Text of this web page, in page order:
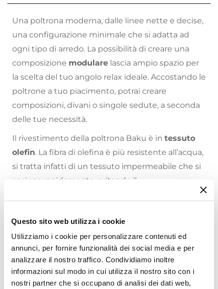
Questo sito web utilizza i cookie
Utilizziamo i cookie per personalizzare contenuti ed
annunci, per fornire funzionalità dei social media e per
analizzare il nostro traffico. Condividiamo inoltre
informazioni sul modo in cui utilizza il nostro sito con i
nostri partner che si occupano di analisi dei dati web,
Una poltrona moderna, dalle linee nette e decise,
una configurazione minimale che si adatta ad
ogni tipo di arredo. La possibilità di creare una
composizione modulare lascia ampio spazio per
la scelta del tuo angolo relax ideale. Accostando le
poltrone a tuo piacimento, potrai creare
composizioni, divani o singole sedute, a seconda
delle tue necessità.
Il rivestimento della poltrona Baku è in tessuto
olefin. La fibra di olefina è più resistente all’acqua,
si tratta infatti di un tessuto impermeabile che si
asciuga rapidamente evitando il
I moduli possono essere fissati tra loro tramite
fibbie collocate al di sotto della struttura (non
visibili). L'imbottitura di Baku arriva sottovuoto: è
sufficiente inserirla nella fodera per ottenere il
divano completo! Si consiglia di attendere 24-48
Riepilogo Caratteristiche
Caratteristiche
Tipologia
Pouf
Serie